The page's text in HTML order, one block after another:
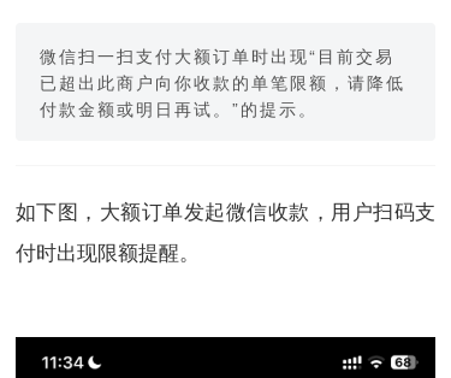
微信扫一扫支付大额订单时出现“目前交易
已超出此商户向你收款的单笔限额，请降低
付款金额或明日再试。”的提示。
如下图，大额订单发起微信收款，用户扫码支
付时出现限额提醒。